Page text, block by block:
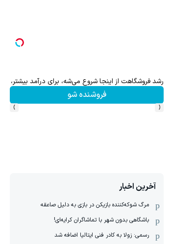
رشد فروشگاهت از اینجا شروع می‌شه، برای درآمد بیشتر،
فروشنده شو
‹
›
آخرین اخبار
مرگ شوکه‌کننده بازیکن در بازی به دلیل صاعقه
باشگاهی بدون شهر با تماشاگران کرایه‌ای!
رسمی: زولا به کادر فنی ایتالیا اضافه شد